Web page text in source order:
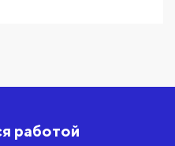
работой